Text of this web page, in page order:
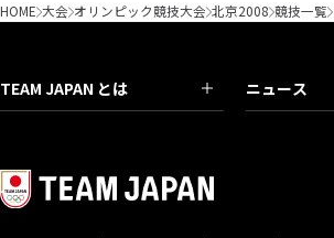
HOME 大会 オリンピック競技大会 北京2008 競技一覧
TEAM JAPAN とは ニュース